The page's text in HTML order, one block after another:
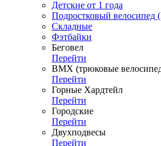
Детские от 1 года
Подростковый велосипед
Складные
Фэтбайки
Беговел
Перейти
ВМХ (трюковые
Перейти
Горные Хардтейл
Перейти
Городские
Перейти
Двухподвесы
Перейти